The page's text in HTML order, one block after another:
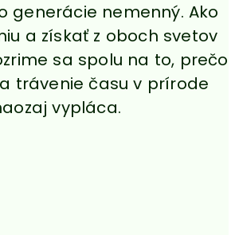
generácie nemenný. Ako
a získať z oboch svetov
sa spolu na to, prečo
trávenie času v prírode
vypláca.